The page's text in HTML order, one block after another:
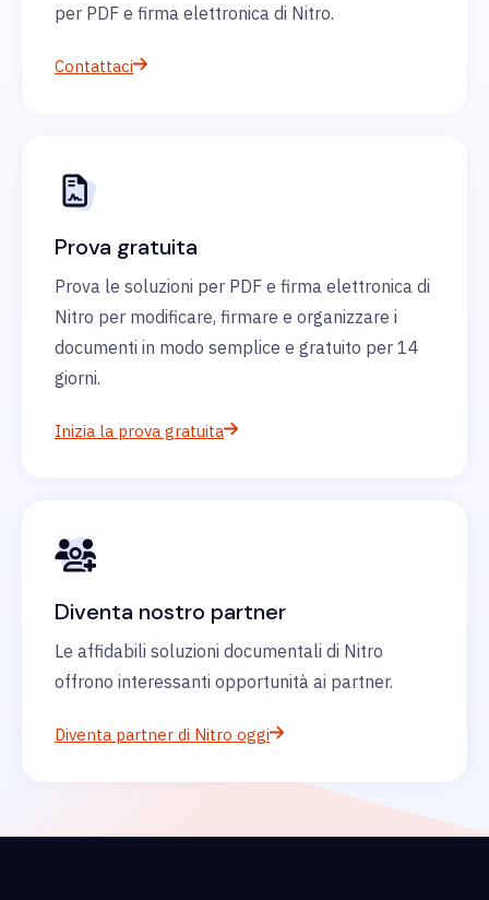
per PDF e firma elettronica di Nitro.
Contattaci
Prova gratuita
Prova le soluzioni per PDF e firma elettronica di
Nitro per modificare, firmare e organizzare i
documenti in modo semplice e gratuito per 14
giorni.
Inizia la prova gratuita
Diventa nostro partner
Le affidabili soluzioni documentali di Nitro
offrono interessanti opportunità ai partner.
Diventa partner di Nitro oggi